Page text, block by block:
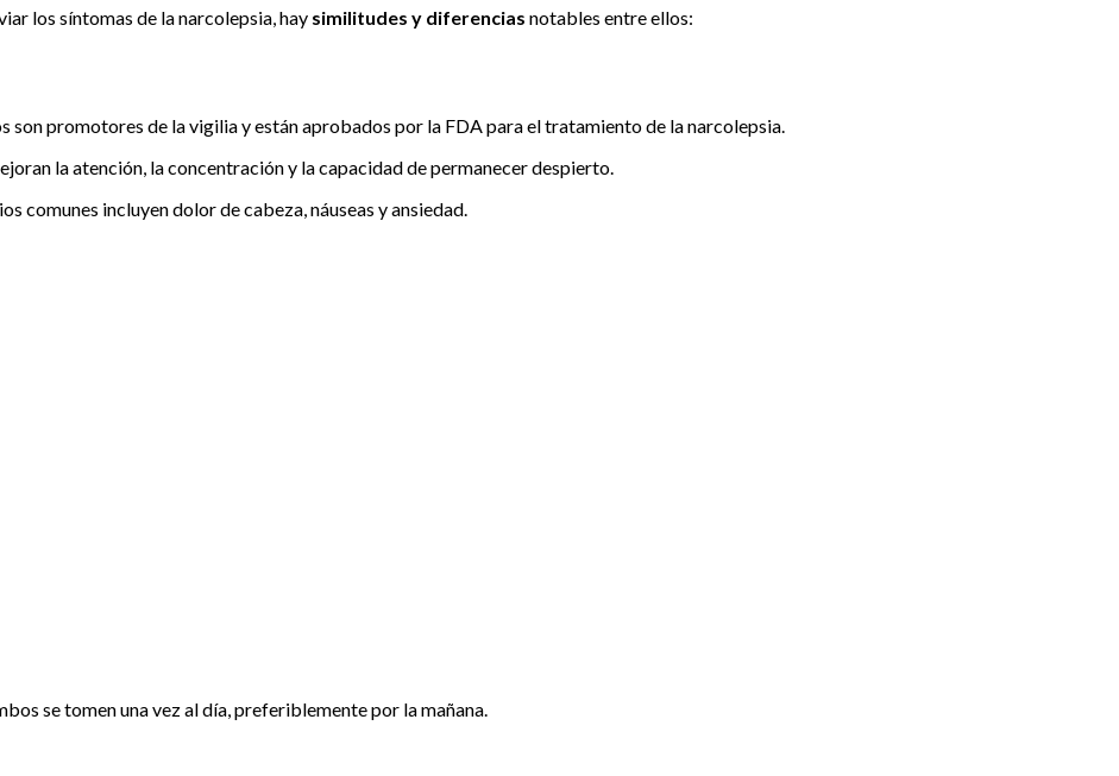
los síntomas de la narcolepsia, hay similitudes y diferencias notables entre ellos:
son promotores de la vigilia y están aprobados por la FDA para el tratamiento de la narcolepsia.
la atención, la concentración y la capacidad de permanecer despierto.
comunes incluyen dolor de cabeza, náuseas y ansiedad.
se tomen una vez al día, preferiblemente por la mañana.